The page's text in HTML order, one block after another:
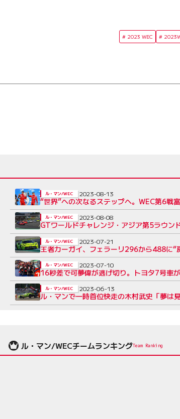
2023 WEC
“世界”への次なるステップへ。WEC第6戦
ル・マン/WEC 2023-08-13
GTワールドチャレンジ・アジア第5ラウ
ル・マン/WEC 2023-08-08
王者カーガイ、フェラーリ296から488に“
ル・マン/WEC 2023-07-21
16秒差で可夢偉が逃げ切り。トヨタ7号車
ル・マン/WEC 2023-07-10
ル・マンで一時首位快走の木村武史「夢は
ル・マン/WEC 2023-06-13
ル・マン/WECチームランキングTeam Ranking